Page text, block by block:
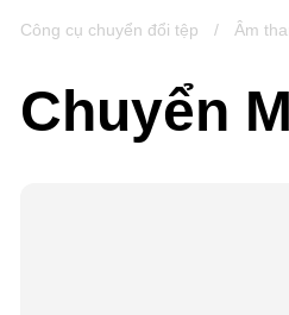
Công cụ chuyển đổi tệp / Âm
Chuyển